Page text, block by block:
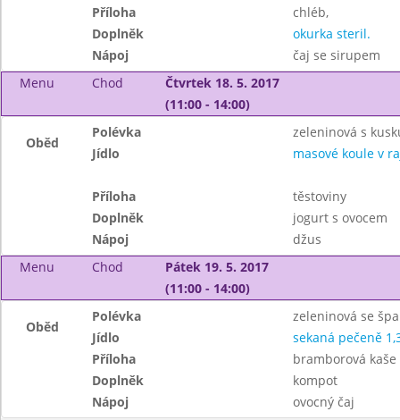
Příloha
chléb,
Doplněk
okurka steril.
Nápoj
čaj se sirupem
Menu
Chod
Čtvrtek 18. 5. 2017
(11:00 - 14:00)
Oběd
Polévka
zeleninová s
Jídlo
masové koule v
Příloha
těstoviny
Doplněk
jogurt s ovocem
Nápoj
džus
Menu
Chod
Pátek 19. 5. 2017
(11:00 - 14:00)
Oběd
Polévka
zeleninová se
Jídlo
sekaná pečeně
Příloha
bramborová kaše
Doplněk
kompot
Nápoj
ovocný čaj